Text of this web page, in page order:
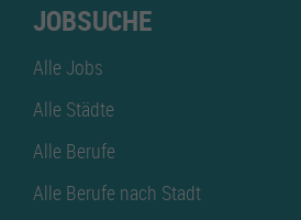
JOBSUCHE
Alle Jobs
Alle Städte
Alle Berufe
Alle Berufe nach Stadt